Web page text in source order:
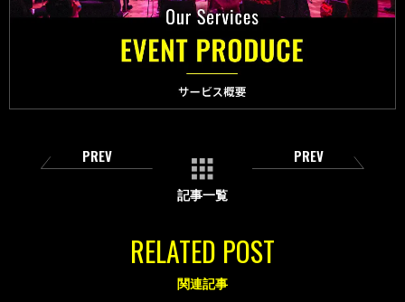
PREV
記事一覧
PREV
RELATED POST
関連記事